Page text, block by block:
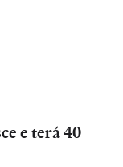
e terá 40